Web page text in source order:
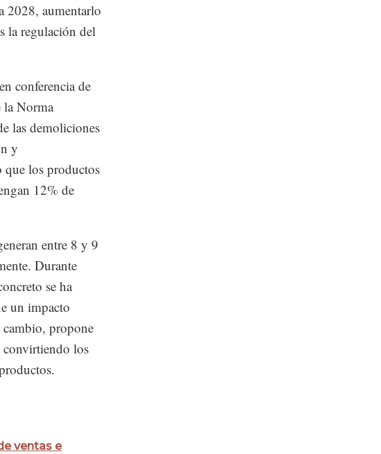
2028, aumentarlo
la regulación del
conferencia de
la Norma
las demoliciones
y
que los productos
12% de
entre 8 y 9
Durante
se ha
un impacto
propone
convirtiendo los
ventas e